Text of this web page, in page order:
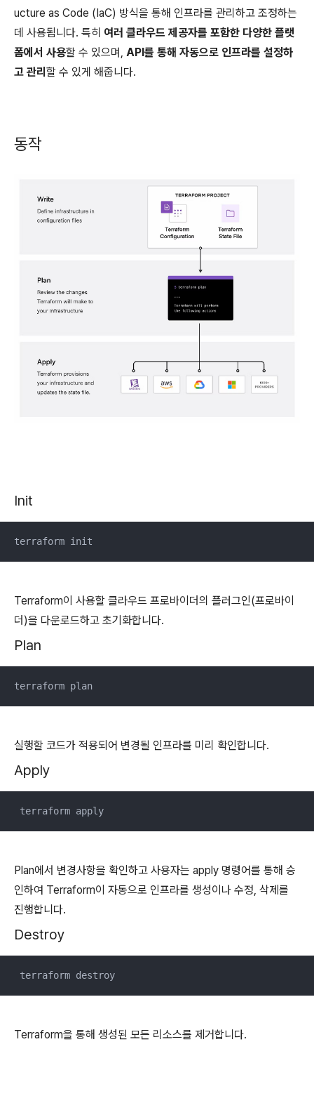
ucture as Code (IaC) 방식을 통해 인프라를 관리하고 조정하는
데 사용됩니다. 특히 여러 클라우드 제공자를 포함한 다양한 플랫
폼에서 사용할 수 있으며, API를 통해 자동으로 인프라를 설정하
고 관리 할 수 있게 해줍니다.
동작
Init
terraform init
Terraform이 사용할 클라우드 프로바이더의 플러그인(프로바이
더)을 다운로드하고 초기화합니다.
Plan
terraform plan
실행할 코드가 적용되어 변경될 인프라를 미리 확인합니다.
Apply
terraform apply
Plan에서 변경사항을 확인하고 사용자는 apply 명령어를 통해 승
인하여 Terraform이 자동으로 인프라를 생성이나 수정, 삭제를
진행합니다.
Destroy
terraform destroy
Terraform을 통해 생성된 모든 리소스를 제거합니다.